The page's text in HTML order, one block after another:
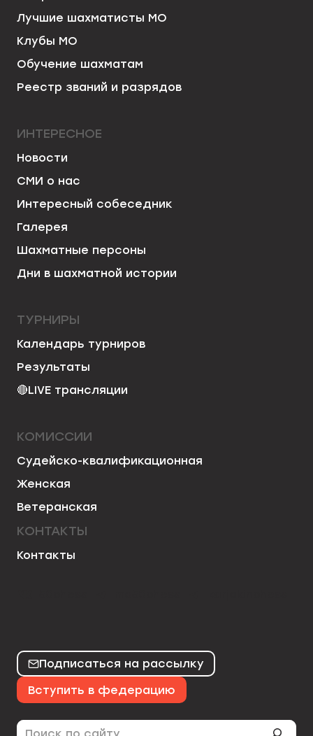
Лучшие шахматисты МО
Клубы МО
Обучение шахматам
Реестр званий и разрядов
ИНТЕРЕСНОЕ
Новости
СМИ о нас
Интересный собеседник
Галерея
Шахматные персоны
Дни в шахматной истории
ТУРНИРЫ
Календарь турниров
Результаты
🔴LIVE трансляции
КОМИССИИ
Судейско-квалификационная
Женская
Ветеранская
КОНТАКТЫ
Контакты
Подписаться на рассылку
Вступить в федерацию
Поиск